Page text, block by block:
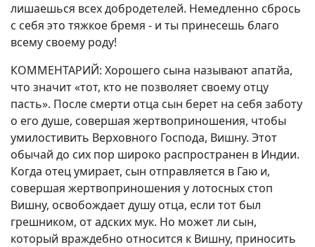
лишаешься всех добродетелей. Немедленно сбрось
с себя это тяжкое бремя - и ты принесешь благо
всему своему роду!
КОММЕНТАРИЙ: Хорошего сына называют апатйа,
что значит «тот, кто не позволяет своему отцу
пасть». После смерти отца сын берет на себя заботу
о его душе, совершая жертвоприношения, чтобы
умилостивить Верховного Господа, Вишну. Этот
обычай до сих пор широко распространен в Индии.
Когда отец умирает, сын отправляется в Гаю и,
совершая жертвоприношения у лотосных стоп
Вишну, освобождает душу отца, если тот был
грешником, от адских мук. Но может ли сын,
который враждебно относится к Вишну, приносить